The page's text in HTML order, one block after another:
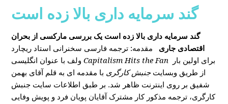
گند سرمایه داری بالا زده است
گند سرمایه داری بالا زده است یک بررسی مارکسی از بحران
اقتصادی جاری
مقدمه: ترجمه فارسی سخنرانی استاد ریچارد
ولف با عنوان انگلیسیCapitalism Hits the Fan
از طریق وبسایتجنبش کارگری با مقدمه ای به قلم آقای بهمن
شفیق بر روی اینترنت ظاهر شد. بر طبق اطلاعات سایت جنبش
کارگری، ترجمه مذکور کار مشترک آقایان پویان فرد و پویش وفایی